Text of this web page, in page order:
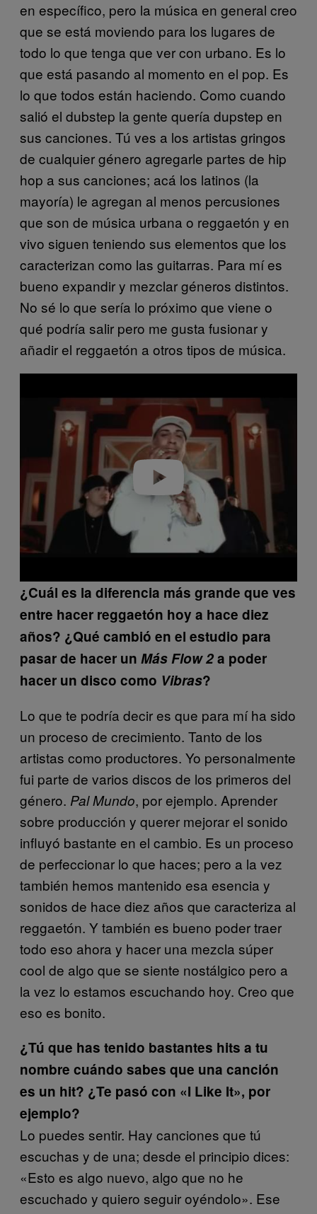
en específico, pero la música en general creo
que se está moviendo para los lugares de
todo lo que tenga que ver con urbano. Es lo
que está pasando al momento en el pop. Es
lo que todos están haciendo. Como cuando
salió el dubstep la gente quería dupstep en
sus canciones. Tú ves a los artistas gringos
de cualquier género agregarle partes de hip
hop a sus canciones; acá los latinos (la
mayoría) le agregan al menos percusiones
que son de música urbana o reggaetón y en
vivo siguen teniendo sus elementos que los
caracterizan como las guitarras. Para mí es
bueno expandir y mezclar géneros distintos.
No sé lo que sería lo próximo que viene o
qué podría salir pero me gusta fusionar y
añadir el reggaetón a otros tipos de música.
Play video
¿Cuál es la diferencia más grande que ves
entre hacer reggaetón hoy a hace diez
años? ¿Qué cambió en el estudio para
pasar de hacer un Más Flow 2a poder
hacer un disco como Vibras?
Lo que te podría decir es que para mí ha sido
un proceso de crecimiento. Tanto de los
artistas como productores. Yo personalmente
fui parte de varios discos de los primeros del
género. Pal Mundo, por ejemplo. Aprender
sobre producción y querer mejorar el sonido
influyó bastante en el cambio. Es un proceso
de perfeccionar lo que haces; pero a la vez
también hemos mantenido esa esencia y
sonidos de hace diez años que caracteriza al
reggaetón. Y también es bueno poder traer
todo eso ahora y hacer una mezcla súper
cool de algo que se siente nostálgico pero a
la vez lo estamos escuchando hoy. Creo que
eso es bonito.
¿Tú que has tenido bastantes hits a tu
nombre cuándo sabes que una canción
es un hit? ¿Te pasó con «I Like It», por
ejemplo?
Lo puedes sentir. Hay canciones que tú
escuchas y de una; desde el principio dices:
«Esto es algo nuevo, algo que no he
escuchado y quiero seguir oyéndolo». Ese